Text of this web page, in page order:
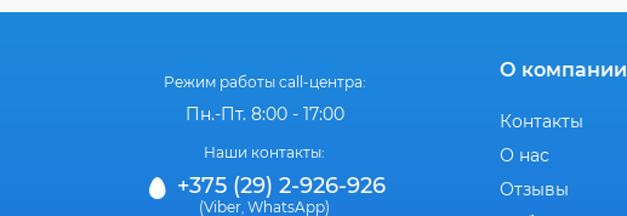
Режим работы call-центра:
Пн.-Пт. 8:00 - 17:00
Наши контакты:
+375 (29) 2-926-926
(Viber, WhatsApp)
О компании
Контакты
О нас
Отзывы